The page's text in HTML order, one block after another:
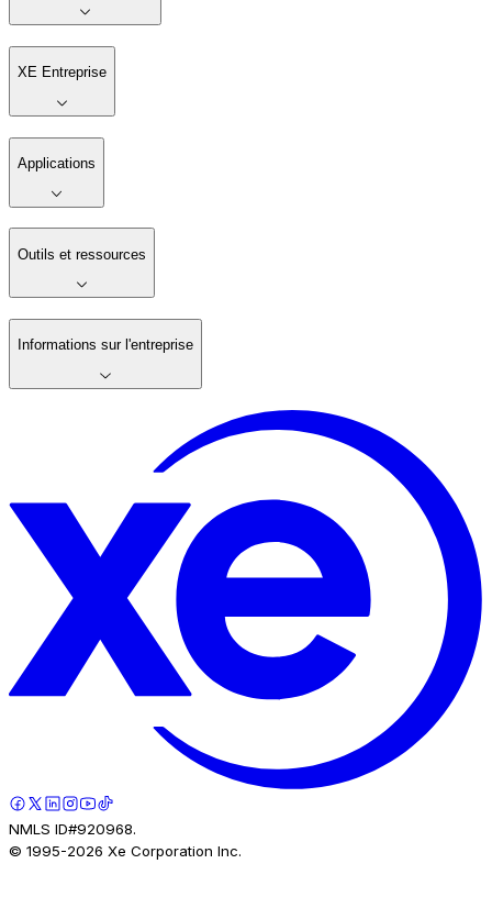
XE Entreprise
Applications
Outils et ressources
Informations sur l'entreprise
NMLS ID#920968.
© 1995-2026 Xe Corporation Inc.